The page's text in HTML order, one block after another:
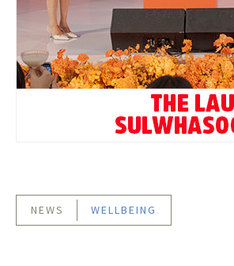
NEWS WELLBEING